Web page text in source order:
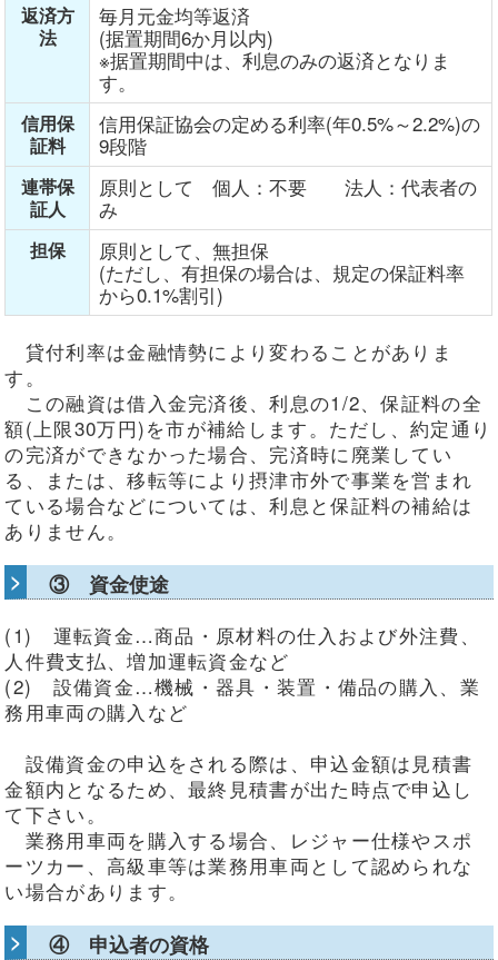
返済方
法
毎月元金均等返済
(据置期間6か月以内)
※据置期間中は、利息のみの返済となりま
す。
信用保
証料
信用保証協会の定める利率(年0.5%～2.2%)の
9段階
連帯保
証人
原則として 個人：不要 法人：代表者の
み
担保
原則として、無担保
(ただし、有担保の場合は、規定の保証料率
から0.1%割引)
貸付利率は金融情勢により変わることがありま
す。
この融資は借入金完済後、利息の1/2、保証料の全
額(上限30万円)を市が補給します。ただし、約定通り
の完済ができなかった場合、完済時に廃業してい
る、または、移転等により摂津市外で事業を営まれ
ている場合などについては、利息と保証料の補給は
ありません。
③ 資金使途
(1) 運転資金…商品・原材料の仕入および外注費、
人件費支払、増加運転資金など
(2) 設備資金…機械・器具・装置・備品の購入、業
務用車両の購入など
設備資金の申込をされる際は、申込金額は見積書
金額内となるため、最終見積書が出た時点で申込し
て下さい。
業務用車両を購入する場合、レジャー仕様やスポ
ーツカー、高級車等は業務用車両として認められな
い場合があります。
④ 申込者の資格